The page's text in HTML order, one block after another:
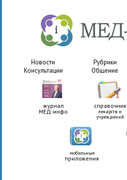
Новости Рубрики
Консультации
Общение
журнал
МЕД-инфо
справочник
лекарств и
учреждений
мобильные
приложения